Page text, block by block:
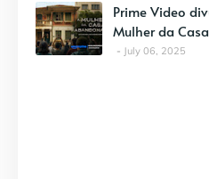
Prime Video
Mulher da
July 06, 2025